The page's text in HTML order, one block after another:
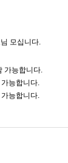
모십니다.
가능합니다.
능합니다.
능합니다.